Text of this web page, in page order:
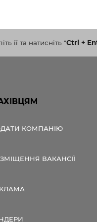
її та натисніть "Ctrl +
КОМПАНІЮ
ВАКАНСІЇ